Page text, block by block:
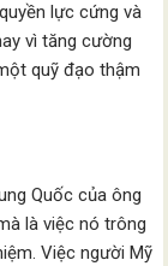
lực cứng và
vì tăng cường
quỹ đạo thậm
Quốc của ông
là việc nó trông
Việc người Mỹ